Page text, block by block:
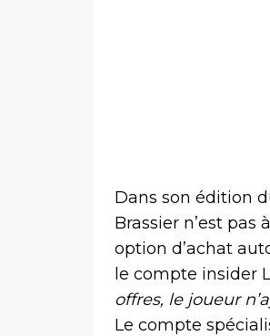
Dans son édition
Brassier n’est
option d’achat
le compte insider
offres, le joueur
Le compte